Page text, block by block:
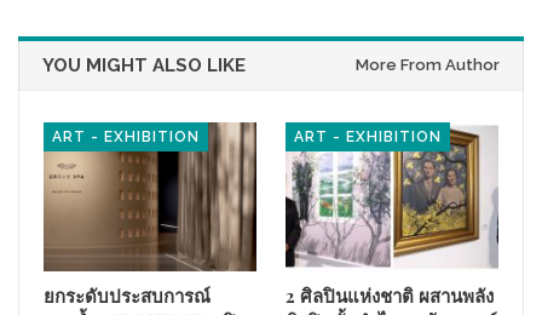
YOU MIGHT ALSO LIKE More From Author
ART - EXHIBITION
ยกระดับประสบการณ์
ART - EXHIBITION
2 ศิลปินแห่งชาติ ผสานพลัง